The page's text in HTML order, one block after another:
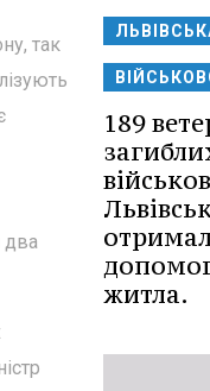
так
два
189
житла.